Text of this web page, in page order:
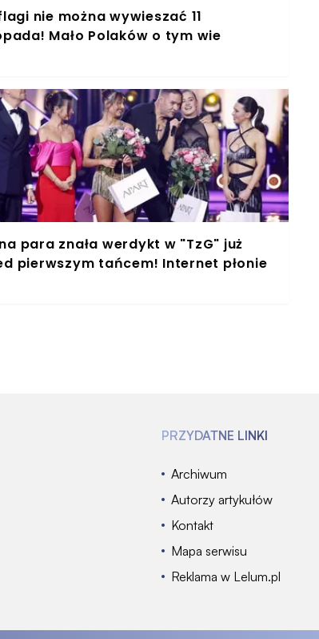
nie można wywieszać 11
Mało Polaków o tym wie
para znała werdykt w "TzG" już
pierwszym tańcem! Internet płonie
PRZYDATNE LINKI
Archiwum
Autorzy artykułów
Kontakt
Mapa serwisu
Reklama w Lelum.pl